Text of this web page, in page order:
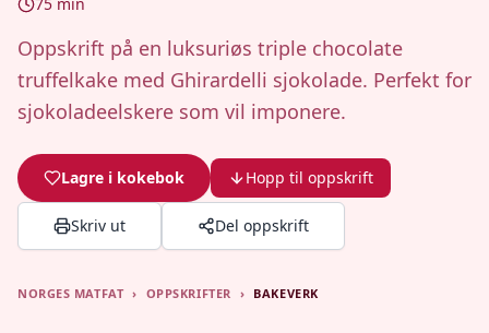
Oppskrift på en luksuriøs triple chocolate
truffelkake med Ghirardelli sjokolade. Perfekt for
sjokoladeelskere som vil imponere.
Lagre i kokebok Hopp til oppskrift
Skriv ut Del oppskrift
NORGES MATFAT › OPPSKRIFTER › BAKEVERK